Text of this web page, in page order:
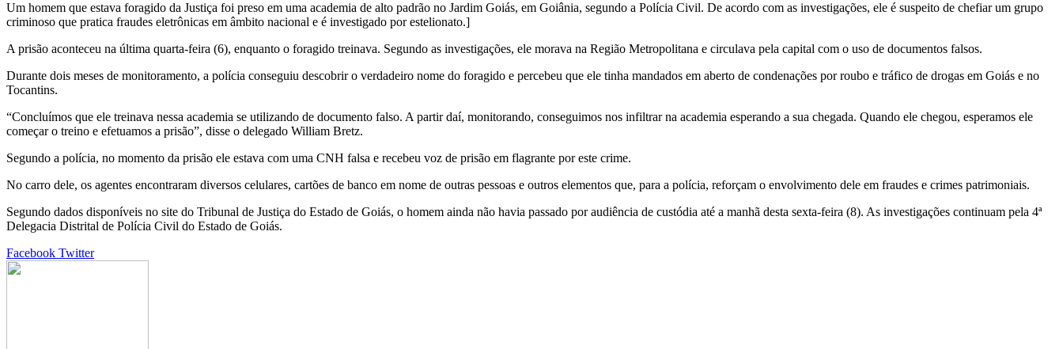
Um homem que estava foragido da Justiça foi preso em uma academia de alto padrão no Jardim Goiás, em Goiânia, segundo a Polícia Civil. De acordo com as investigações, ele é suspeito de chefiar um grupo
criminoso que pratica fraudes eletrônicas em âmbito nacional e é investigado por estelionato.]
A prisão aconteceu na última quarta-feira (6), enquanto o foragido treinava. Segundo as investigações, ele morava na Região Metropolitana e circulava pela capital com o uso de documentos falsos.
Durante dois meses de monitoramento, a polícia conseguiu descobrir o verdadeiro nome do foragido e percebeu que ele tinha mandados em aberto de condenações por roubo e tráfico de drogas em Goiás e no
Tocantins.
“Concluímos que ele treinava nessa academia se utilizando de documento falso. A partir daí, monitorando, conseguimos nos infiltrar na academia esperando a sua chegada. Quando ele chegou, esperamos ele
começar o treino e efetuamos a prisão”, disse o delegado William Bretz.
Segundo a polícia, no momento da prisão ele estava com uma CNH falsa e recebeu voz de prisão em flagrante por este crime.
No carro dele, os agentes encontraram diversos celulares, cartões de banco em nome de outras pessoas e outros elementos que, para a polícia, reforçam o envolvimento dele em fraudes e crimes patrimoniais.
Segundo dados disponíveis no site do Tribunal de Justiça do Estado de Goiás, o homem ainda não havia passado por audiência de custódia até a manhã desta sexta-feira (8). As investigações continuam pela 4ª
Delegacia Distrital de Polícia Civil do Estado de Goiás.
Facebook TwitterGoogle+
LinkedIn
StumbleUpon
Tumblr
Pinterest
Reddit
VKontakte
Share
Print